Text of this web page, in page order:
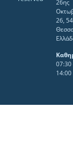
26ης
26,
14:00